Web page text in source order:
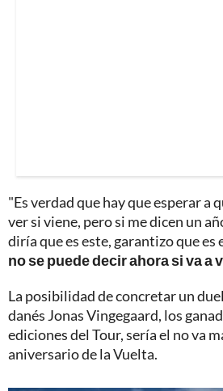
"Es verdad que hay que esperar a
ver si viene, pero si me dicen un
diría que es este, garantizo que es
no se puede decir ahora si va a
La posibilidad de concretar un
danés Jonas Vingegaard, los
ediciones del Tour, sería el no va
aniversario de la Vuelta.